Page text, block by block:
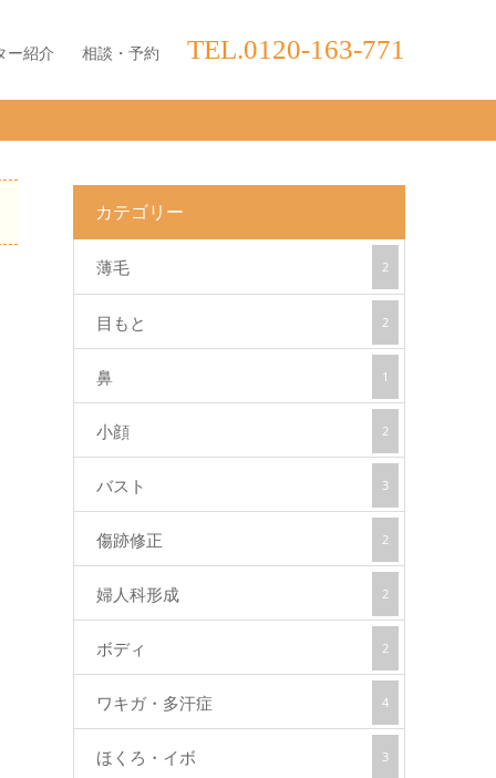
ー紹介 相談・予約 TEL.0120-163-771
カテゴリー
薄毛 2
目もと 2
鼻 1
小顔 2
バスト 3
傷跡修正 2
婦人科形成 2
ボディ 2
ワキガ・多汗症 4
ほくろ・イボ 3